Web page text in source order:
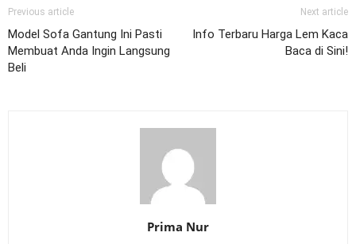
Previous article
Model Sofa Gantung Ini Pasti
Membuat Anda Ingin Langsung
Beli
Next article
Info Terbaru Harga Lem Kaca
Baca di Sini!
Prima Nur